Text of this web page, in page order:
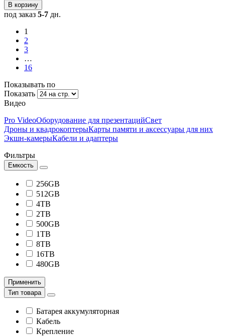
В корзину
под заказ 5-7 дн.
1
2
3
…
16
Показывать по
Показать
Видео
Pro VideoОборудование для презентацийСвет
Дроны и квадрокоптерыКарты памяти и аксессуары для них
Экшн-камерыКабели и адаптеры
Фильтры
Емкость
256GB
512GB
4TB
2TB
500GB
1TB
8TB
16TB
480GB
Применить
Тип товара
Батарея аккумуляторная
Кабель
Крепление